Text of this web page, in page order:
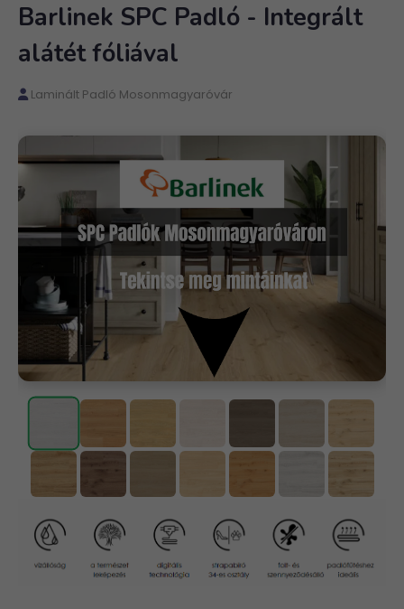
Barlinek SPC Padló - Integrált
alátét fóliával
Laminált Padló Mosonmagyaróvár